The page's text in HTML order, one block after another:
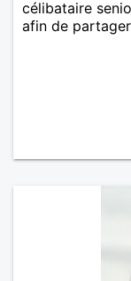
célibataire
afin de